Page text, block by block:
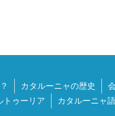
カタルーニャの歴史
トゥーリア カタルーニャ